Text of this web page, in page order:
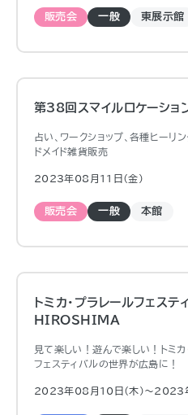
販売会 一般 東展示館
第38回スマイルロケーショ
占い、ワークショップ、各種ヒーリ
ドメイド雑貨販売
2023年08月11日（金)
販売会 一般 本館
トミカ・プラレールフェス
HIROSHIMA
見て楽しい！遊んで楽しい！トミカ
フェスティバルの世界が広島に！
2023年08月10日（木)〜2023